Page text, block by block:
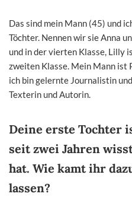
Das sind mein Mann (45) und
Töchter. Nennen wir sie Anna
und in der vierten Klasse, Lilly
zweiten Klasse. Mein Mann ist
ich bin gelernte Journalistin
Texterin und Autorin.
Deine erste Tochter
seit zwei Jahren
hat. Wie kamt ihr
lassen?